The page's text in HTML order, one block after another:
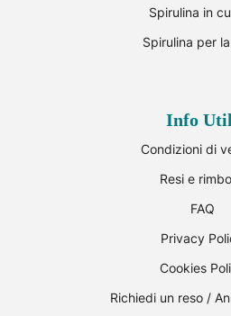
Spirulina in
Spirulina per
Info
Condizioni di
Resi e
FAQ
Privacy
Cookies
Richiedi un reso /